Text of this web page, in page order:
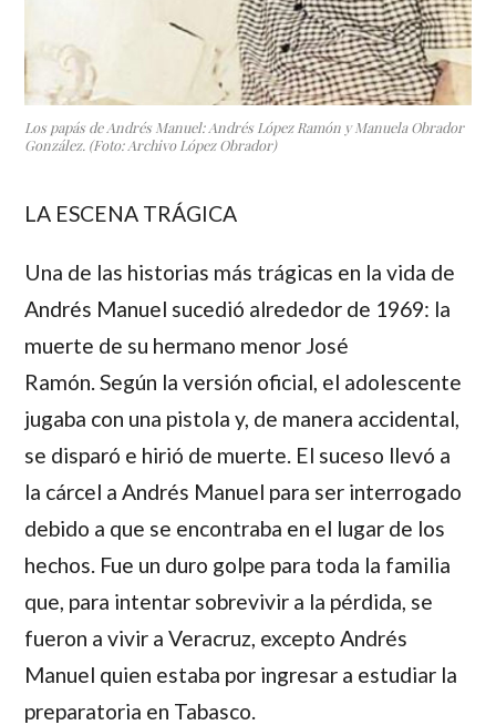
Los papás de Andrés Manuel: Andrés López Ramón y Manuela Obrador
González. (Foto: Archivo López Obrador)
LA ESCENA TRÁGICA
Una de las historias más trágicas en la vida de
Andrés Manuel sucedió alrededor de 1969: la
muerte de su hermano menor José
Ramón.Según la versión oficial, el adolescente
jugaba con una pistola y, de manera accidental,
se disparó e hirió de muerte. El suceso llevó a
la cárcel a Andrés Manuel para ser interrogado
debido a que se encontraba en el lugar de los
hechos. Fue un duro golpe para toda la familia
que, para intentar sobrevivir a la pérdida, se
fueron a vivir a Veracruz, excepto Andrés
Manuel quien estaba por ingresar a estudiar la
preparatoria en Tabasco.